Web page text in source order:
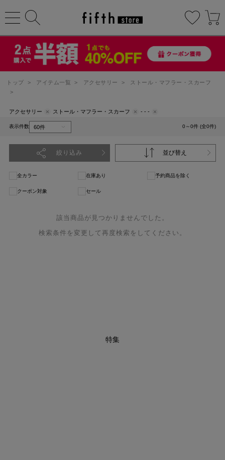
トップ > アイテム一覧 > アクセサリー >
ストール・マフラー・スカーフ
>
アクセサリー ストール・マフラー・スカーフ - - -
表示件数 0～0件 (全0件)
絞り込み 並び替え
全カラー 在庫あり 予約商品を除く
クーポン対象 セール
該当商品が見つかりませんでした。
検索条件を変更して再度検索をしてください。
特集